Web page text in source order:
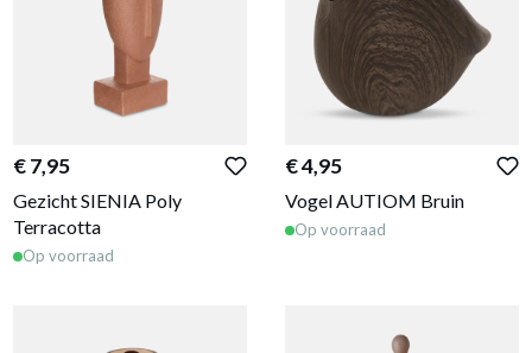
€ 7,95
Gezicht SIENIA Poly
Terracotta
Op voorraad
€ 4,95
Vogel AUTIOM Bruin
Op voorraad